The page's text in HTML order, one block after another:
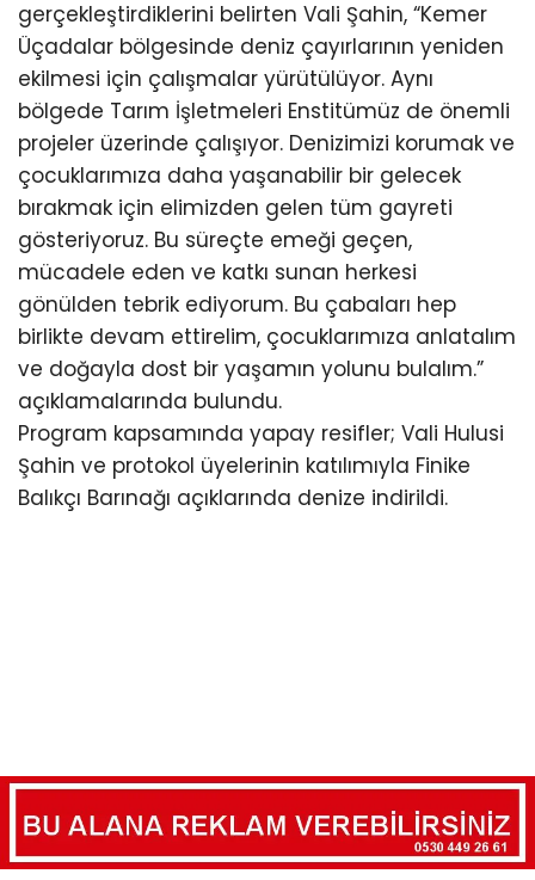
gerçekleştirdiklerini belirten Vali Şahin, “Kemer
Üçadalar bölgesinde deniz çayırlarının yeniden
ekilmesi için çalışmalar yürütülüyor. Aynı
bölgede Tarım İşletmeleri Enstitümüz de önemli
projeler üzerinde çalışıyor. Denizimizi korumak ve
çocuklarımıza daha yaşanabilir bir gelecek
bırakmak için elimizden gelen tüm gayreti
gösteriyoruz. Bu süreçte emeği geçen,
mücadele eden ve katkı sunan herkesi
gönülden tebrik ediyorum. Bu çabaları hep
birlikte devam ettirelim, çocuklarımıza anlatalım
ve doğayla dost bir yaşamın yolunu bulalım.”
açıklamalarında bulundu.
Program kapsamında yapay resifler; Vali Hulusi
Şahin ve protokol üyelerinin katılımıyla Finike
Balıkçı Barınağı açıklarında denize indirildi.